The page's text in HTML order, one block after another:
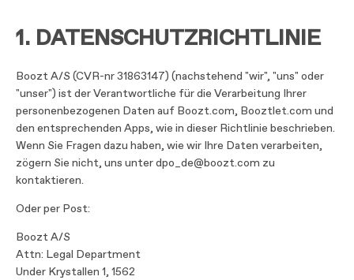
1. DATENSCHUTZRICHTLINIE
Boozt A/S (CVR-nr 31863147) (nachstehend "wir", "uns" oder
"unser") ist der Verantwortliche für die Verarbeitung Ihrer
personenbezogenen Daten auf Boozt.com, Booztlet.com und
den entsprechenden Apps, wie in dieser Richtlinie beschrieben.
Wenn Sie Fragen dazu haben, wie wir Ihre Daten verarbeiten,
zögern Sie nicht, uns unter dpo_de@boozt.com zu
kontaktieren.
Oder per Post:
Boozt A/S
Attn: Legal Department
Under Krystallen 1, 1562